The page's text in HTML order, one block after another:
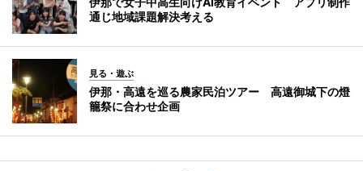
通じ地域課題解決考える
見る・遊ぶ
伊那・高遠を巡る農家民泊ツアー 高遠御城下の燈
籠祭に合わせ企画